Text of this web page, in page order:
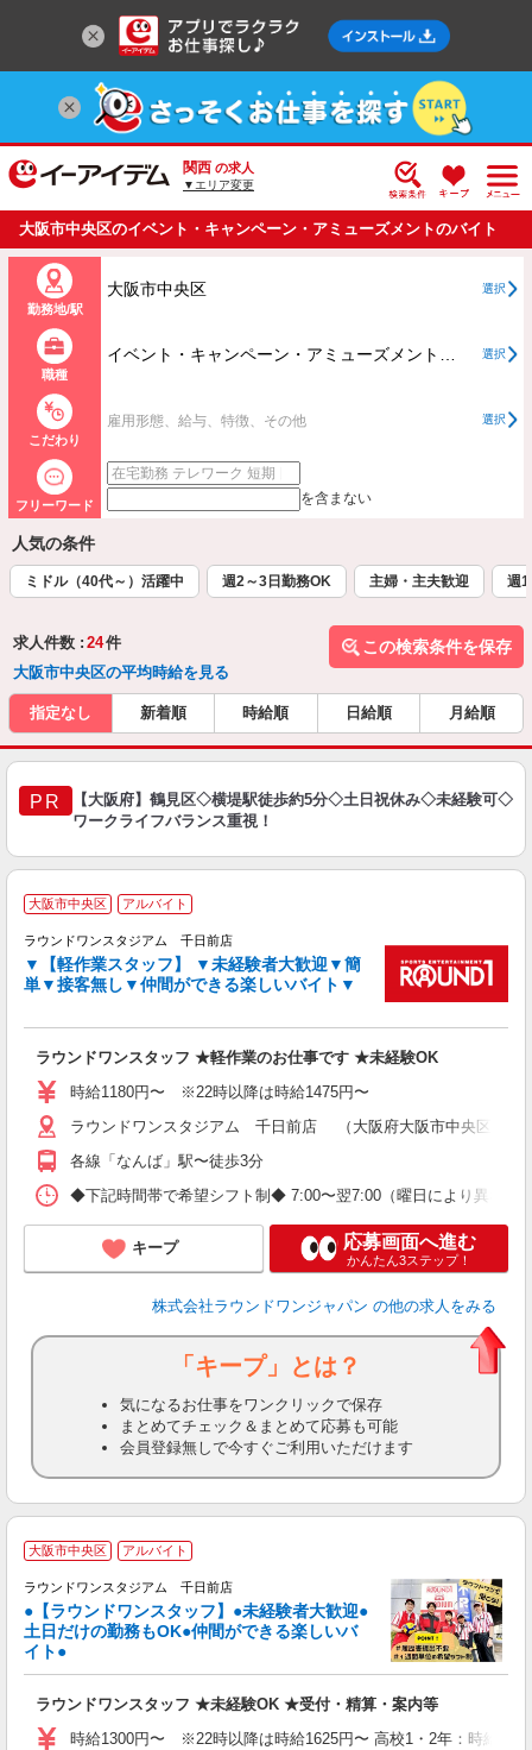
関西 の求人
▼エリア変更
大阪市中央区のイベント・キャンペーン・アミューズメントのバイト
・アルバイト・パートの求人情報一覧
勤務地/駅
大阪市中央区 選択
職種
選択
こだわり
雇用形態、給与、特徴、その他 選択
フリーワード を含まない
人気の条件
ミドル（40代～）活躍中 週2～3日勤務OK 主婦・主夫歓迎 週
求人件数 : 24件
大阪市中央区の平均時給を見る
この検索条件を保存
指定なし 新着順 時給順 日給順 月給順
PR
【大阪府】鶴見区◇横堤駅徒歩約5分◇土日祝休み◇未経験可◇
ワークライフバランス重視！
大阪市中央区 アルバイト
ラウンドワンスタジアム 千日前店
▼【軽作業スタッフ】 ▼未経験者大歓迎▼簡
単▼接客無し▼仲間ができる楽しいバイト▼
ラウンドワンスタッフ ★軽作業のお仕事です ★未経験OK
時給1180円〜 ※22時以降は時給1475円〜
ラウンドワンスタジアム 千日前店 （大阪府大阪市中央区難波1
各線「なんば」駅〜徒歩3分
◆下記時間帯で希望シフト制◆ 7:00〜翌7:00（曜日により異な
キープ 応募画面へ進む
かんたん3ステップ！
株式会社ラウンドワンジャパン の他の求人をみる
「キープ」とは？
気になるお仕事をワンクリックで保存
まとめてチェック＆まとめて応募も可能
会員登録無しで今すぐご利用いただけます
大阪市中央区 アルバイト
ラウンドワンスタジアム 千日前店
●【ラウンドワンスタッフ】●未経験者大歓迎●
土日だけの勤務もOK●仲間ができる楽しいバ
イト●
ラウンドワンスタッフ ★未経験OK ★受付・精算・案内等
時給1300円〜 ※22時以降は時給1625円〜 高校1・2年：時給